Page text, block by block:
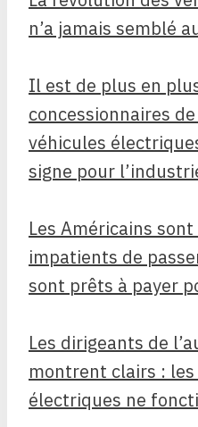
n’a jamais semblé
Il est de plus en
concessionnaires
véhicules
signe pour
Les Américains
impatients de
sont prêts à payer
Les dirigeants de
montrent clairs :
électriques ne